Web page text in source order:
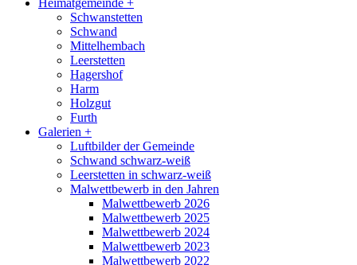
Schwanstetten
Schwand
Mittelhembach
Leerstetten
Hagershof
Harm
Holzgut
Furth
Galerien +
Luftbilder der Gemeinde
Schwand schwarz-weiß
Leerstetten in schwarz-weiß
Malwettbewerb in den Jahren
Malwettbewerb 2026
Malwettbewerb 2025
Malwettbewerb 2024
Malwettbewerb 2023
Malwettbewerb 2022